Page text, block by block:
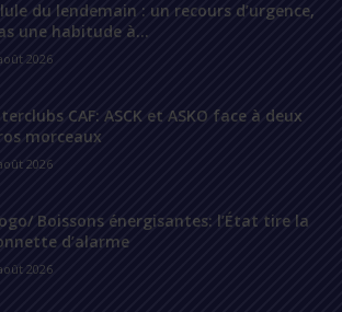
du lendemain : un recours d’urgence,
une habitude à...
2026
CAF: ASCK et ASKO face à deux
morceaux
2026
Boissons énergisantes: l’État tire la
d’alarme
2026